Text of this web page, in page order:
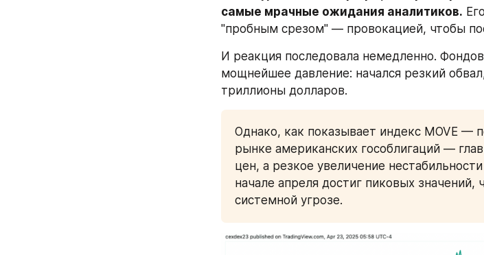
самые мрачные ожидания аналитиков.
"пробным срезом" — провокацией, чтобы
И реакция последовала немедленно.
мощнейшее давление: начался резкий
триллионы долларов.
Однако, как показывает индекс MOVE —
рынке американских гособлигаций —
цен, а резкое увеличение
начале апреля достиг пиковых значений,
системной угрозе.